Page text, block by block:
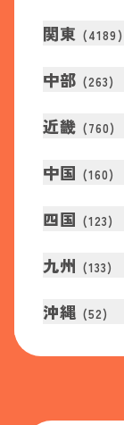
関東 (4189 )
中部 (263)
近畿 (760)
中国 (160)
四国 (123)
九州 (133)
沖縄 (52)